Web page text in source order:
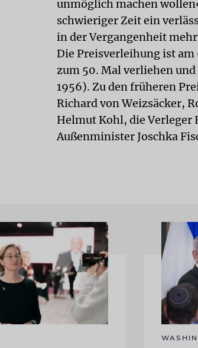
unmöglich machen
schwieriger Zeit ein
in der Vergangenheit
Die Preisverleihung ist
zum 50. Mal verliehen
1956). Zu den früheren
Richard von Weizsäcker,
Helmut Kohl, die Verleger
Außenminister Joschka